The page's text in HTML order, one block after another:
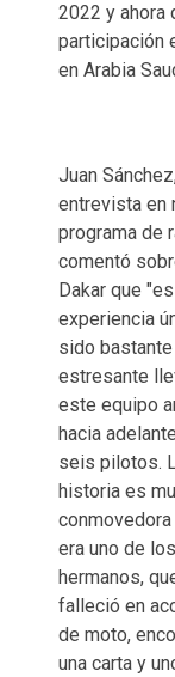
2022 y ahora
participación
en Arabia
Juan
entrevista en
programa de
comentó
Dakar que
experiencia
sido bastante
estresante
este equipo
hacia
seis pilotos.
historia es
era uno de los
hermanos,
falleció en
de moto,
una carta y